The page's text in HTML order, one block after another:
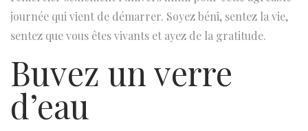
journée qui vient de démarrer. Soyez béni, sentez la vie,
sentez que vous êtes vivants et ayez de la gratitude.
Buvez un verre
d’eau